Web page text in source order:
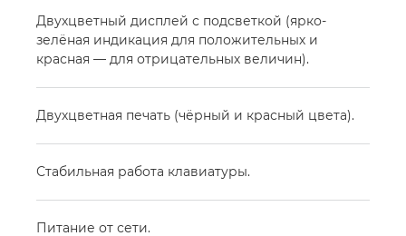
Двухцветный дисплей с подсветкой (ярко-
зелёная индикация для положительных и
красная — для отрицательных величин).
Двухцветная печать (чёрный и красный цвета).
Стабильная работа клавиатуры.
Питание от сети.